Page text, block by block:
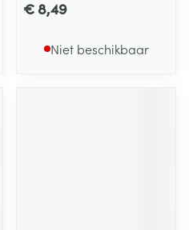
€ 8,49
Niet beschikbaar